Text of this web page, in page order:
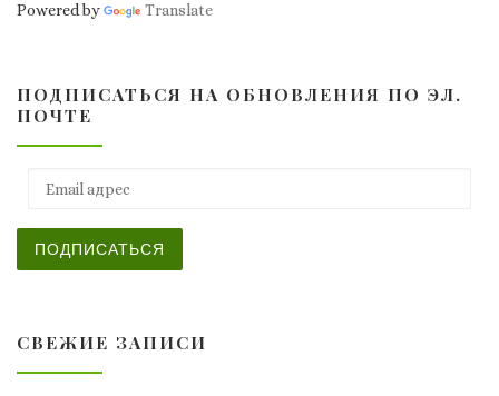
Powered by Translate
ПОДПИСАТЬСЯ НА ОБНОВЛЕНИЯ ПО ЭЛ.
ПОЧТЕ
ПОДПИСАТЬСЯ
СВЕЖИЕ ЗАПИСИ